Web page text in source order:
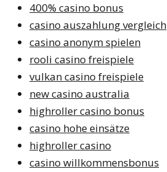
400% casino bonus
casino auszahlung vergleich
casino anonym spielen
rooli casino freispiele
vulkan casino freispiele
new casino australia
highroller casino bonus
casino hohe einsätze
highroller casino
casino willkommensbonus